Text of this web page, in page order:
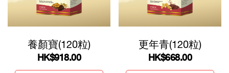
養顏寶(120粒)
HK$918.00
更年青(120粒)
HK$668.00